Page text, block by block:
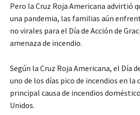
Pero la Cruz Roja Americana advirtió
una pandemia, las familias aún
no virales para el Día de Acción de
amenaza de incendio.
Según la Cruz Roja Americana, el Día
uno de los días pico de incendios en la
principal causa de incendios
Unidos.